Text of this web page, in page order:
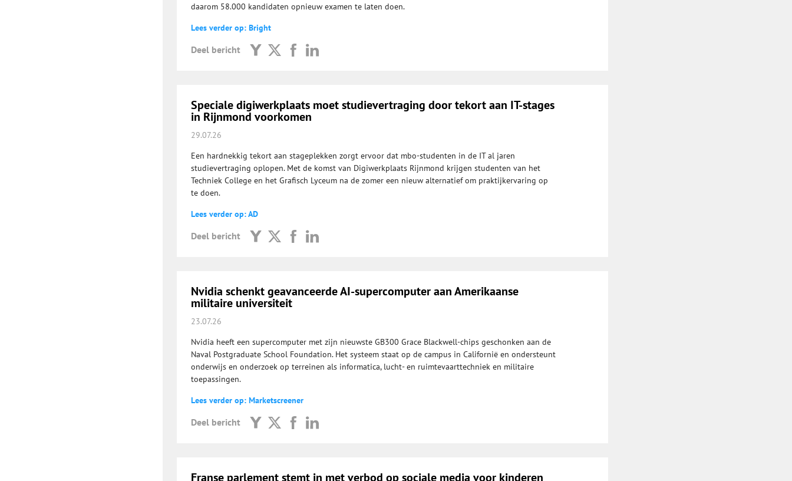
daarom 58.000 kandidaten opnieuw examen te laten doen.
Lees verder op: Bright
Deel bericht
Speciale digiwerkplaats moet studievertraging door tekort aan IT-stages
in Rijnmond voorkomen
29.07.26
Een hardnekkig tekort aan stageplekken zorgt ervoor dat mbo-studenten in de IT al jaren
studievertraging oplopen. Met de komst van Digiwerkplaats Rijnmond krijgen studenten van het
Techniek College en het Grafisch Lyceum na de zomer een nieuw alternatief om praktijkervaring op
te doen.
Lees verder op: AD
Deel bericht
Nvidia schenkt geavanceerde AI-supercomputer aan Amerikaanse
militaire universiteit
23.07.26
Nvidia heeft een supercomputer met zijn nieuwste GB300 Grace Blackwell-chips geschonken aan de
Naval Postgraduate School Foundation. Het systeem staat op de campus in Californië en ondersteunt
onderwijs en onderzoek op terreinen als informatica, lucht- en ruimtevaarttechniek en militaire
toepassingen.
Lees verder op: Marketscreener
Deel bericht
Franse parlement stemt in met verbod op sociale media voor kinderen